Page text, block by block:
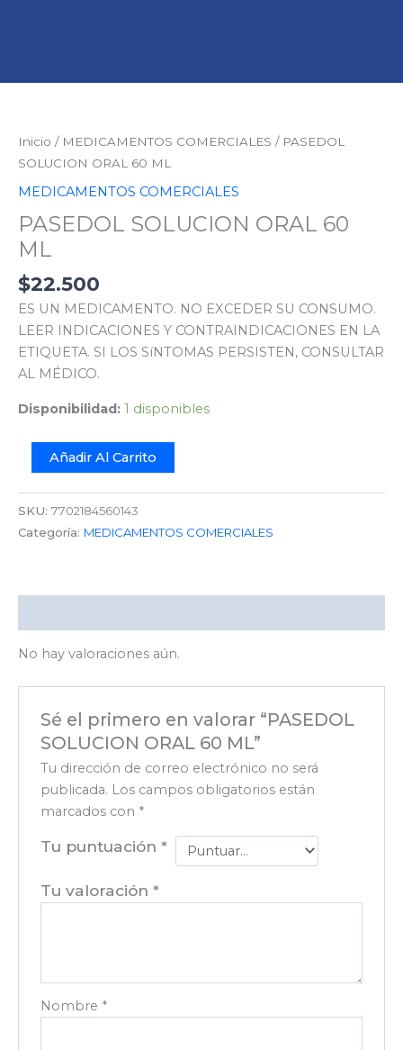
Inicio / MEDICAMENTOS COMERCIALES / PASEDOL
SOLUCION ORAL 60 ML
MEDICAMENTOS COMERCIALES
PASEDOL SOLUCION ORAL 60
ML
$22.500
ES UN MEDICAMENTO. NO EXCEDER SU CONSUMO.
LEER INDICACIONES Y CONTRAINDICACIONES EN LA
ETIQUETA. SI LOS SíNTOMAS PERSISTEN, CONSULTAR
AL MÉDICO.
Disponibilidad: 1 disponibles
ORAL
60
cantidad
Añadir Al Carrito
SKU: 7702184560143
Categoría: MEDICAMENTOS COMERCIALES
No hay valoraciones aún.
Sé el primero en valorar “PASEDOL
SOLUCION ORAL 60 ML”
Tu dirección de correo electrónico no será
publicada. Los campos obligatorios están
marcados con *
Tu puntuación*
Tu valoración*
Nombre *